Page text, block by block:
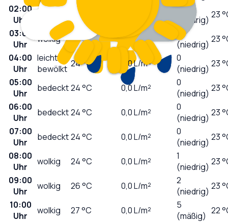
02:00
Uhr
24°C
0
(niedrig) 23
03:00
Uhr
wolkig 24°C 0,0 L/m²
(niedrig) 23
04:00
Uhr
leicht
bewölkt 24°C 0,0L/m²
0
(niedrig) 23
05:00
Uhr
bedeckt24°C 0,0L/m²
0
(niedrig) 23
06:00
Uhr
bedeckt24°C 0,0L/m²
0
(niedrig) 23
07:00
Uhr
bedeckt24°C 0,0L/m²
0
(niedrig) 23
08:00
Uhr
wolkig 24°C 0,0L/m²
1
(niedrig) 23
09:00
Uhr
wolkig 26°C 0,0L/m²
2
(niedrig) 23
10:00
Uhr
wolkig 27°C 0,0L/m²
5
(mäßig) 22